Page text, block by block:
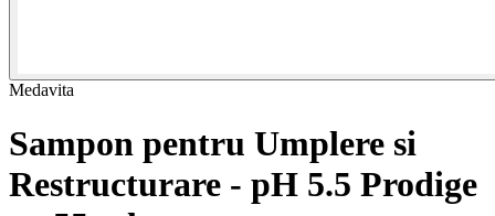
Medavita
Sampon pentru Umplere si
Restructurare - pH 5.5 Prodige